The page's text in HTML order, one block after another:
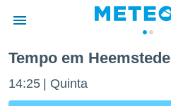
da
Tempo em Heemstede
14:25 Quinta